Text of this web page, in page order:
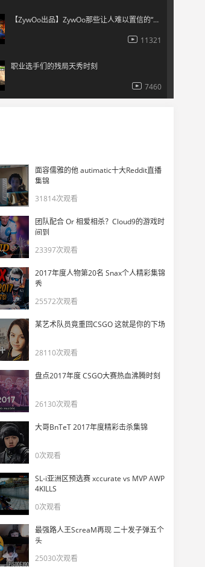
【ZywOo出品】ZywOo那些让人难以置信的“神仙操作”
11321
职业选手们的残局天秀时刻
7460
259聊莱昂凯说自己和kennys合办青训
6518
Inferno经典战术
6235
Hooxi被G2管理层恶心过？
4925
DANK1NG再战5EPL险些翻盘
直播效果爆炸！游戏中途学道具？
DANK1NG神了，背身USP 12发中1！
Vitality真正创造历史！——IEM达拉斯最佳镜头
我们还在继续！——ZywOo
面容儒雅的他 autimatic十大Reddit直播
集锦
31814次观看
团队配合 Or 相爱相杀？Cloud9的游戏时
间到
23397次观看
2017年度人物第20名 Snax个人精彩集锦
秀
25572次观看
某艺术队员竟重回CSGO 这就是你的下场
28110次观看
盘点2017年度 CSGO大赛热血沸腾时刻
26130次观看
大哥BnTeT 2017年度精彩击杀集锦
0次观看
SL-i亚洲区预选赛 xccurate vs MVP AWP
4KILLS
0次观看
最强路人王ScreaM再现 二十发子弹五个
头
25030次观看